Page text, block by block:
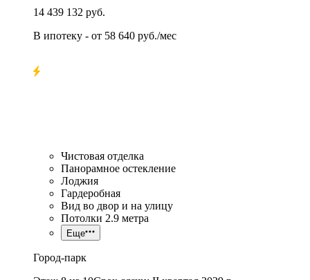
14 439 132 руб.
В ипотеку - от 58 640 руб./мес
Чистовая отделка
Панорамное остекление
Лоджия
Гардеробная
Вид во двор и на улицу
Потолки 2.9 метра
Еще
Город-парк